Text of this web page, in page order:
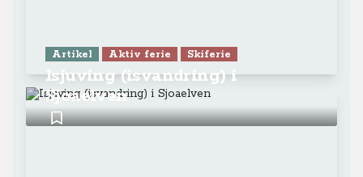
Artikel Aktiv ferie Skiferie
Isjuving (isvandring) i
Sjoaelven